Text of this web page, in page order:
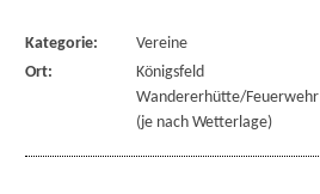
Kategorie:
Vereine
Ort:
Königsfeld
Wandererhütte/Feuerwehr
(je nach Wetterlage)